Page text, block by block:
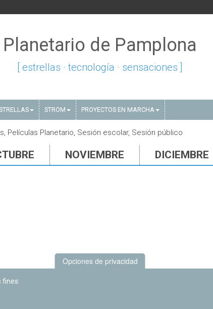
Planetario de Pamplona
[ estrellas · tecnología · sensaciones ]
STROM PROYECTOS EN MARCHA
Películas Planetario, Sesión escolar, Sesión público
NOVIEMBRE DICIEMBRE
Opciones de privacidad
fines: